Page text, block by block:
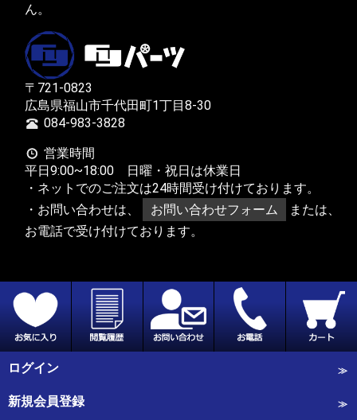
ん。
〒721-0823
広島県福山市千代田町1丁目8-30
084-983-3828
営業時間
平日9:00~18:00 日曜・祝日は休業日
・ネットでのご注文は24時間受け付けております。
・お問い合わせは、
お問い合わせフォーム
または、
お電話で受け付けております。
ログイン
新規会員登録